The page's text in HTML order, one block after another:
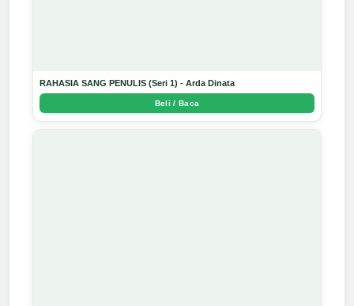
RAHASIA SANG PENULIS (Seri 1) - Arda Dinata
Beli / Baca